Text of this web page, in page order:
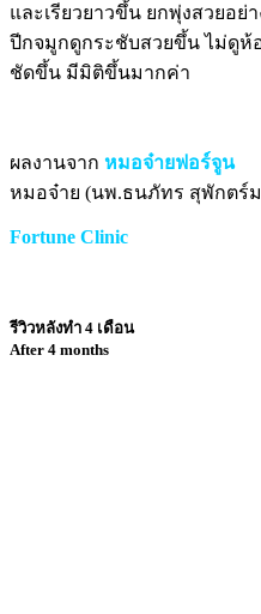
และเรียวยาวขึ้น ยกพุ่งสวยอย่
ปีกจมูกดูกระชับสวยขึ้น ไม่ดูห้
ชัดขึ้น มีมิติขึ้นมากค่า
ผลงานจาก หมอจ๋ายฟอร์จูน
หมอจ๋าย (นพ.ธนภัทร สุพักตร์
Fortune Clinic
รีวิวหลังทำ 4 เดือน
After 4 months